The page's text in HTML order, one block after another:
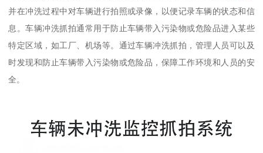
并在冲洗过程中对车辆进行拍照或录像，以便记录车辆的状态和信
息。车辆冲洗抓拍通常用于防止车辆带入污染物或危险品进入某些
特定区域，如工厂、机场等。通过车辆冲洗抓拍，管理人员可以及
时发现和防止车辆带入污染物或危险品，保障工作环境和人员的安
全。